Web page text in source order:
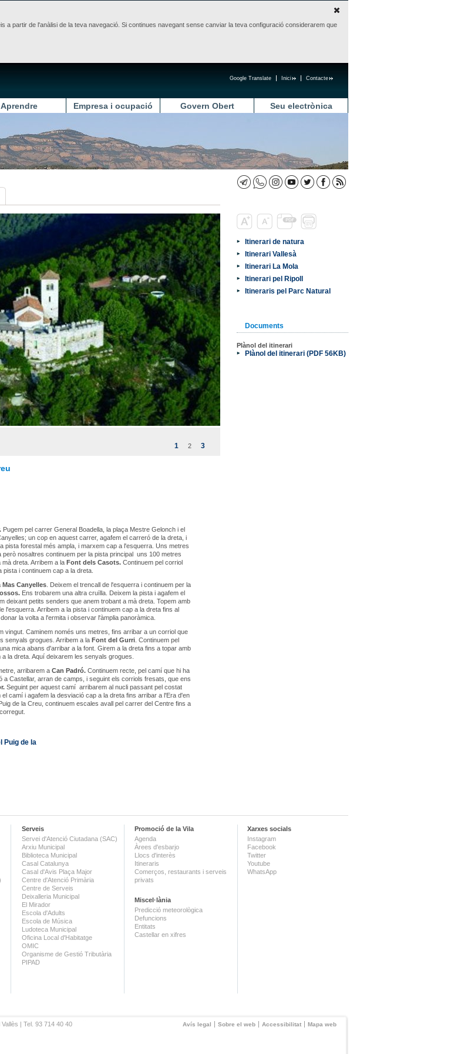
a partir de l'anàlisi de la teva navegació. Si continues navegant sense canviar la teva configuració considerarem que
Contacte
Inici
Google Translate
Aprendre Empresa i ocupació Govern Obert Seu electrònica
1 2 3
Pugem pel carrer General Boadella, la plaça Mestre Gelonch i el
un cop en aquest carrer, agafem el carreró de la dreta, i
pista forestal més ampla, i marxem cap a l'esquerra. Uns metres
nosaltres continuem per la pista principal uns 100 metres
dreta. Arribem a la Font dels Casots. Continuem pel corriol
i continuem cap a la dreta.
Mas Canyelles . Deixem el trencall de l'esquerra i continuem per la
Ens trobarem una altra cruïlla. Deixem la pista i agafem el
deixant petits senders que anem trobant a mà dreta. Topem amb
l'esquerra. Arribem a la pista i continuem cap a la dreta fins al
la volta a l'ermita i observar l'àmplia panoràmica.
vingut. Caminem només uns metres, fins arribar a un corriol que
senyals grogues. Arribem a la Font del Gurri . Continuem pel
mica abans d'arribar a la font. Girem a la dreta fins a topar amb
la dreta. Aquí deixarem les senyals grogues.
arribarem a Can Padró. Continuem recte, pel camí que hi ha
a Castellar, arran de camps, i seguint els corriols fresats, que ens
Seguint per aquest camí arribarem al nucli passant pel costat
el camí i agafem la desviació cap a la dreta fins arribar a l'Era d'en
de la Creu, continuem escales avall pel carrer del Centre fins a
Puig de la
Itinerari de natura
Itinerari Vallesà
Itinerari La Mola
Itinerari pel Ripoll
Itineraris pel Parc Natural
Documents
Plànol del itinerari
Plànol del itinerari (PDF 56KB)
Serveis
Servei d'Atenció Ciutadana (SAC)
Arxiu Municipal
Biblioteca Municipal
Casal Catalunya
Casal d'Avis Plaça Major
Centre d'Atenció Primària
Centre de Serveis
Deixalleria Municipal
El Mirador
Escola d'Adults
Escola de Música
Ludoteca Municipal
Oficina Local d'Habitatge
OMIC
Organisme de Gestió Tributària
PIPAD
Promoció de la Vila
Agenda
Àrees d'esbarjo
Llocs d'interès
Itineraris
Comerços, restaurants i serveis
privats
Miscel·lània
Predicció meteorològica
Defuncions
Entitats
Castellar en xifres
Xarxes socials
Instagram
Facebook
Twitter
Youtube
WhatsApp
Avís legal Sobre el web Accessibilitat Mapa web
| Tel. 93 714 40 40